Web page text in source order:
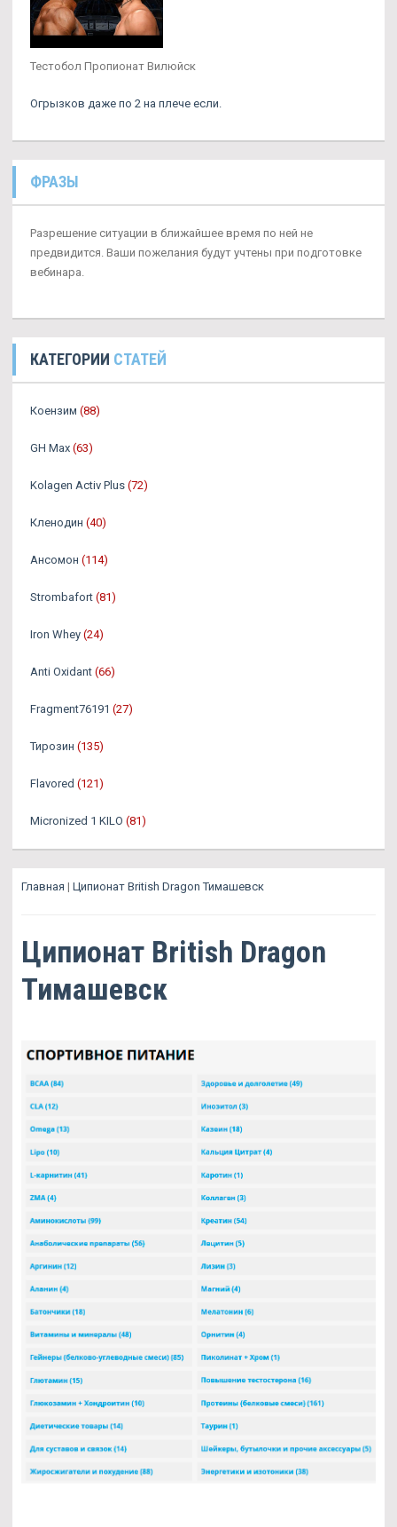
Тестобол Пропионат Вилюйск
Огрызков даже по 2 на плече если.
ФРАЗЫ
Разрешение ситуации в ближайшее время по ней не
предвидится. Ваши пожелания будут учтены при подготовке
вебинара.
КАТЕГОРИИ СТАТЕЙ
Коензим (88)
GH Max (63)
Kolagen Activ Plus (72)
Кленодин (40)
Ансомон (114)
Strombafort (81)
Iron Whey (24)
Anti Oxidant (66)
Fragment76191 (27)
Тирозин (135)
Flavored (121)
Micronized 1 KILO (81)
Главная | Ципионат British Dragon Тимашевск
Ципионат British Dragon
Тимашевск